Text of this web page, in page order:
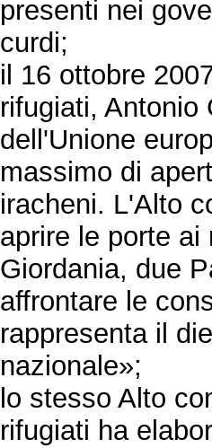
presenti nei
curdi;
il 16 ottobre
rifugiati, Antonio
dell'Unione
massimo di
iracheni. L'Alto
aprire le porte
Giordania, due
affrontare le
rappresenta il
nazionale»;
lo stesso Alto
rifugiati ha